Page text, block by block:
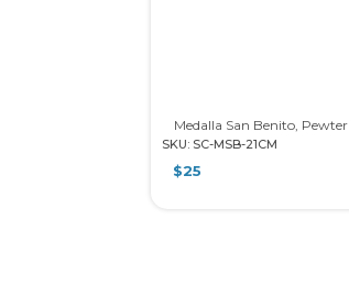
Medalla San Benito, Pewter
SKU: SC-MSB-21CM
$25